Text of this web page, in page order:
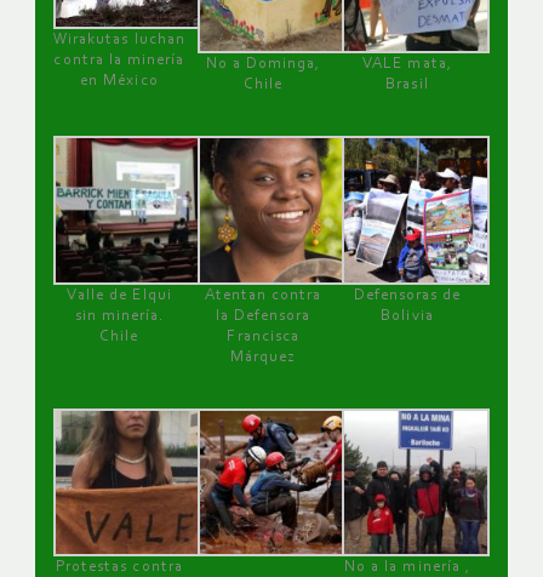
Wirakutas luchan
contra la minería
en México
No a Dominga,
Chile
VALE mata,
Brasil
Valle de Elqui
sin minería.
Chile
Atentan contra
la Defensora
Francisca
Márquez
Defensoras de
Bolivia
Protestas contra
No a la minería ,